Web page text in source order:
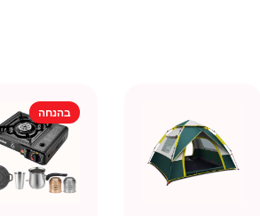
בהנחה